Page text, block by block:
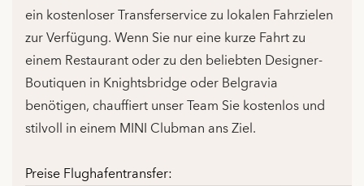
ein kostenloser Transferservice zu lokalen Fahrzielen
zur Verfügung. Wenn Sie nur eine kurze Fahrt zu
einem Restaurant oder zu den beliebten Designer-
Boutiquen in Knightsbridge oder Belgravia
benötigen, chauffiert unser Team Sie kostenlos und
stilvoll in einem MINI Clubman ans Ziel.
Preise Flughafentransfer: